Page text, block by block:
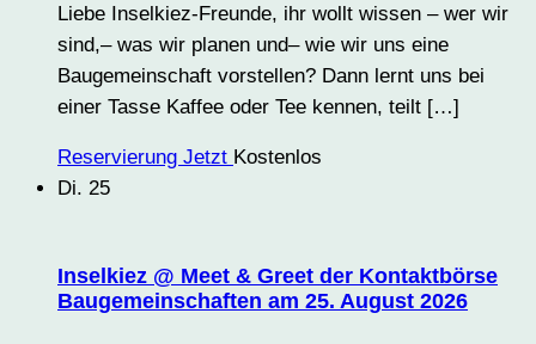
Liebe Inselkiez-Freunde, ihr wollt wissen – wer wir
sind,– was wir planen und– wie wir uns eine
Baugemeinschaft vorstellen? Dann lernt uns bei
einer Tasse Kaffee oder Tee kennen, teilt […]
Reservierung Jetzt Kostenlos
Di. 25
Inselkiez @ Meet & Greet der Kontaktbörse
Baugemeinschaften am 25. August 2026